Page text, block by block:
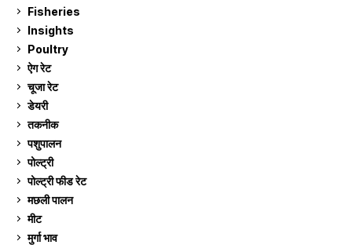
Fisheries
Insights
Poultry
ऐग रेट
चूजा रेट
डेयरी
तकनीक
पशुपालन
पोल्ट्री
पोल्ट्री फीड रेट
मछली पालन
मीट
मुर्गा भाव